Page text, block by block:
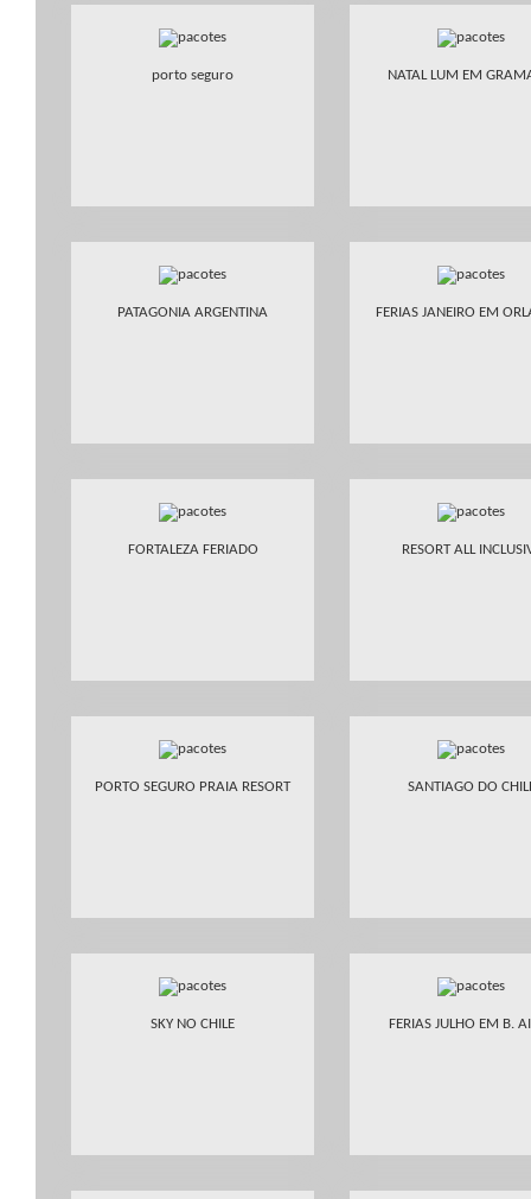
porto seguro NATAL LUM EM
PATAGONIA ARGENTINA FERIAS JANEIRO EM
FORTALEZA FERIADO RESORT ALL
PORTO SEGURO PRAIA RESORT SANTIAGO DO
SKY NO CHILE FERIAS JULHO EM B.